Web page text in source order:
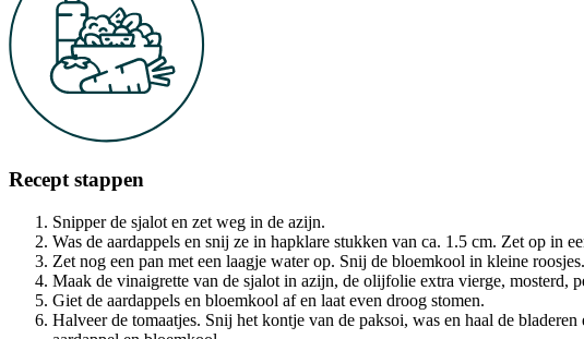
Recept stappen
Snipper de sjalot en zet weg in de azijn.
Was de aardappels en snij ze in hapklare stukken van ca. 1.5 cm. Zet op in
Zet nog een pan met een laagje water op. Snij de bloemkool in kleine
Maak de vinaigrette van de sjalot in azijn, de olijfolie extra vierge, mosterd,
Giet de aardappels en bloemkool af en laat even droog stomen.
Halveer de tomaatjes. Snij het kontje van de paksoi, was en haal de